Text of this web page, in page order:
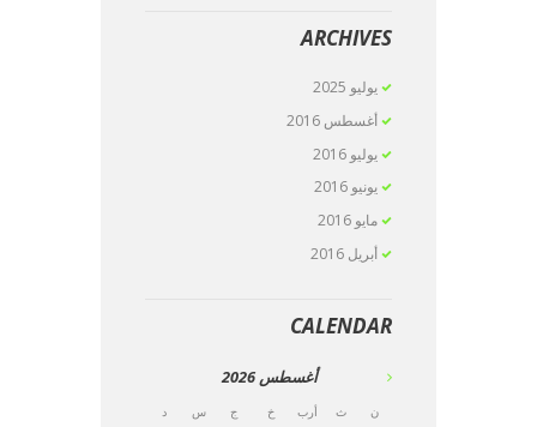
ARCHIVES
يوليو 2025
أغسطس2016
يوليو2016
يونيو2016
مايو2016
أبريل2016
CALENDAR
أغسطس 2026
ن ث أرب خ ج س د